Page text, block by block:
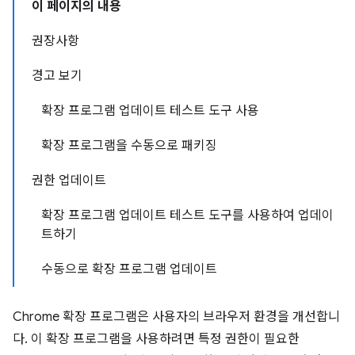
이 페이지의 내용
권장사항
경고 보기
확장 프로그램 업데이트 테스트 도구 사용
확장 프로그램을 수동으로 패키징
권한 업데이트
확장 프로그램 업데이트 테스트 도구를 사용하여 업데이
트하기
수동으로 확장 프로그램 업데이트
Chrome 확장 프로그램은 사용자의 브라우저 환경을 개선합니
다. 이 확장 프로그램을 사용하려면 특정 권한이 필요한